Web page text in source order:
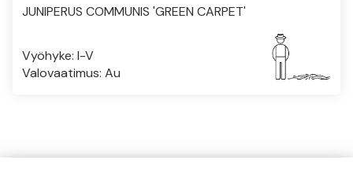
JUNIPERUS COMMUNIS 'GREEN CARPET'
Vyöhyke: I-V
Valovaatimus: Au